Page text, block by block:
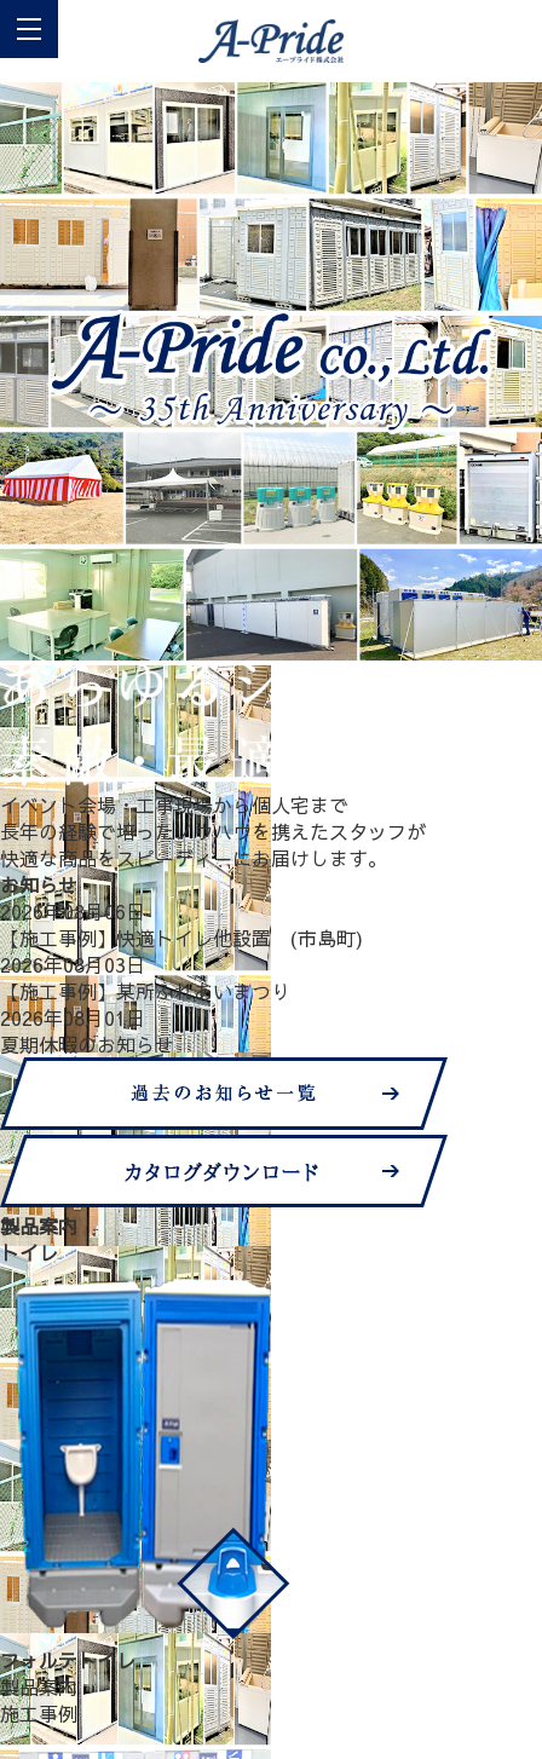
イベント会場・工事現場から個人宅まで
長年の経験で培ったノウハウを携えたスタッフが
快適な商品をスピーディーにお届けします。
お知らせ
2026年08月06日
【施工事例】快適トイレ他設置 (市島町)
2026年08月03日
【施工事例】某所ふれあいまつり
2026年08月01日
夏期休暇のお知らせ
製品案内
トイレ
フォルテトイレ
製品案内
施工事例